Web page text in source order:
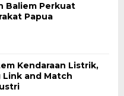
Baliem Perkuat
Papua
Kendaraan Listrik,
and Match